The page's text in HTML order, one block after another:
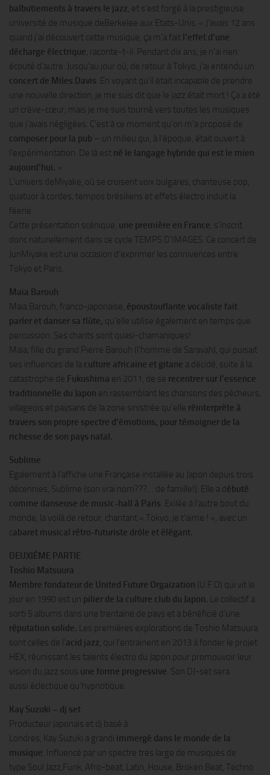
balbutiements à travers le jazz, et s’est forgé à la prestigieuse
université de musique deBerkelee aux Etats-Unis. « J’avais 12 ans
quand j’ai découvert cette musique, ça m’a fait l’effet d’une
décharge électrique, raconte-t-il. Pendant dix ans, je n’ai rien
écouté d’autre. Jusqu’au jour où, de retour à Tokyo, j’ai entendu un
concert de Miles Davis. En voyant qu’il était incapable de prendre
une nouvelle direction, je me suis dit que le jazz était mort ! Ça a été
un crève-cœur, mais je me suis tourné vers toutes les musiques
que j’avais négligées. C’est à ce moment qu’on m’a proposé de
composer pour la pub – un milieu qui, à l’époque, était ouvert à
l’expérimentation. De là est né le langage hybride qui est le mien
aujourd’hui. »
L’univers deMiyake, où se croisent voix bulgares, chanteuse pop,
quatuor à cordes, tempos brésiliens et effets électro induit la
féerie.
Cette présentation scénique, une première en France, s’inscrit
donc naturellement dans ce cycle TEMPS D’IMAGES. Ce concert de
JunMiyake est une occasion d’exprimer les connivences entre
Tokyo et Paris.
Maïa Barouh
Maïa Barouh, franco-japonaise, époustouflante vocaliste fait
parler et danser sa flûte, qu’elle utilise également en temps que
percussion. Ses chants sont quasi-chamaniques!
Maïa, fille du grand Pierre Barouh (l’homme de Saravah), qui puisait
ses influences de la culture africaine et gitane a décidé, suite à la
catastrophe de Fukushima en 2011, de se recentrer sur l’essence
traditionnelle du Japon en rassemblant les chansons des pêcheurs,
villageois et paysans de la zone sinistrée qu’elle réinterprète à
travers son propre spectre d’émotions, pour témoigner de la
richesse de son pays natal.
Sublime
Egalement à l’affiche une Française installée au Japon depuis trois
décennies, Sublime (son vrai nom???… de famille!). Elle a débuté
comme danseuse de music-hall à Paris. Exilée à l’autre bout du
monde, la voilà de retour, chantant « Tokyo, je t’aime ! », avec un
cabaret musical rétro-futuriste drôle et élégant.
DEUXIÈME PARTIE
Toshio Matsuura
Membre fondateur de United Future Orgaization (U.F.O) qui vit le
jour en 1990 est un pilier de la culture club du Japon. Le collectif a
sorti 5 albums dans une trentaine de pays et a bénéficié d’une
réputation solide. Les premières explorations de Toshio Matsuura
sont celles de l’acid jazz, qui l’entrainent en 2013 à fonder le projet
HEX, réunissant les talents électro du Japon pour promouvoir leur
vision du jazz sous une forme progressive. Son DJ-set sera
aussi éclectique qu’hypnotique.
Kay Suzuki – dj set
Producteur japonais et dj basé à
Londres, Kay Suzuki a grandi immergé dans le monde de la
musique. Influencé par un spectre très large de musiques de
type Soul Jazz,Funk, Afro-beat, Latin, House, Broken Beat, Techno